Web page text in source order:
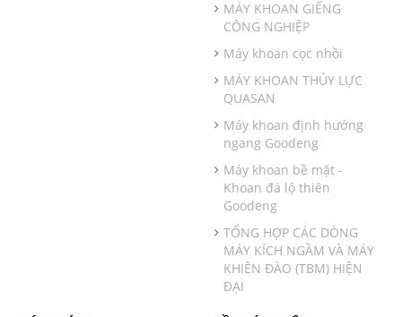
MÁY KHOAN GIẾNG
CÔNG NGHIỆP
Máy khoan cọc nhồi
MÁY KHOAN THỦY LỰC
QUASAN
Máy khoan định hướng
ngang Goodeng
Máy khoan bề mặt -
Khoan đá lộ thiên
Goodeng
TỔNG HỢP CÁC DÒNG
MÁY KÍCH NGẦM VÀ MÁY
KHIÊN ĐÀO (TBM) HIỆN
ĐẠI